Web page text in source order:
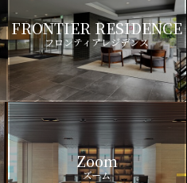
FRONTIER RESIDENCE
フロンティアレジデンス
Zoom
ズーム